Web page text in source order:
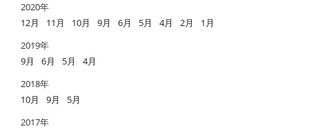
2020年
12月
11月 10月 9月 6月 5月 4月 2月
1月
2019年
9月
6月 5月
4月
2018年
10月
9月
5月
2017年